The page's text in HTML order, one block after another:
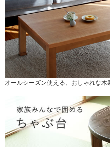
オールシーズン使える、おしゃれな木